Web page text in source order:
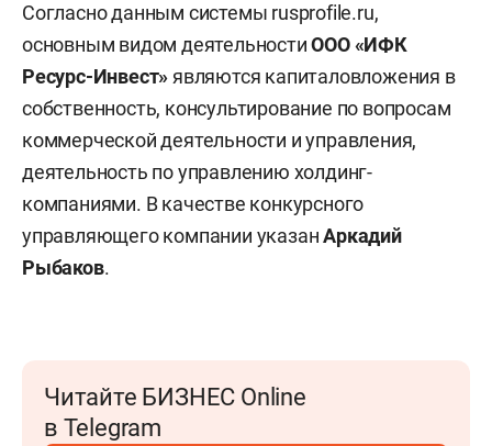
Согласно данным системы rusprofile.ru,
основным видом деятельностиООО «ИФК
Ресурс-Инвест» являются капиталовложения в
собственность, консультирование по вопросам
коммерческой деятельности и управления,
деятельность по управлению холдинг-
компаниями. В качестве конкурсного
управляющего компании указанАркадий
Рыбаков.
Читайте БИЗНЕС Online
в Telegram